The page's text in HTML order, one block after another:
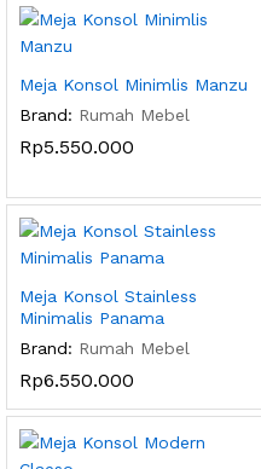
Meja Konsol Minimlis Manzu
Brand: Rumah Mebel
Rp5.550.000
Meja Konsol Stainless
Minimalis Panama
Brand: Rumah Mebel
Rp6.550.000